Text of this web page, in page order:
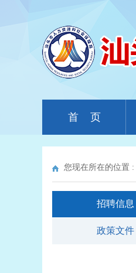
首 页
您现在所在的位置 :
招聘信息
政策文件